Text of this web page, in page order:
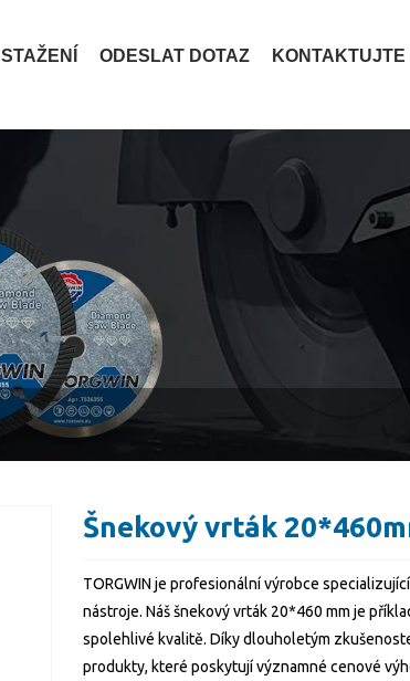
STAŽENÍ ODESLAT DOTAZ KONTAKTUJTE
Šnekový vrták
TORGWIN je profesionální výrobce
nástroje. Náš šnekový vrták 20*460 mm je
spolehlivé kvalitě. Díky dlouholetým
produkty, které poskytují významné cenové